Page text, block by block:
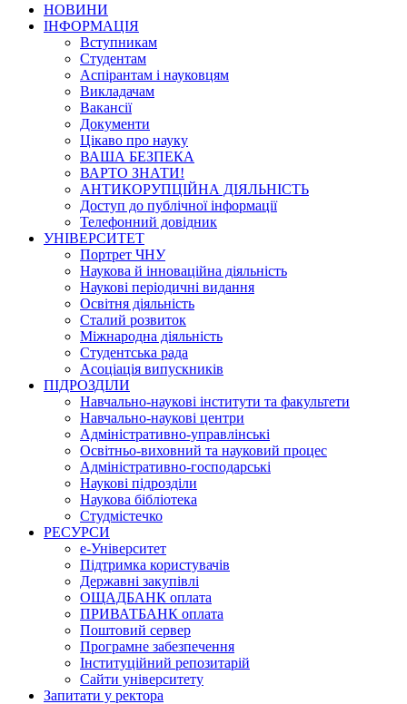
НОВИНИ
ІНФОРМАЦІЯ
Вступникам
Студентам
Аспірантам і науковцям
Викладачам
Вакансії
Документи
Цікаво про науку
ВАША БЕЗПЕКА
ВАРТО ЗНАТИ!
АНТИКОРУПЦІЙНА ДІЯЛЬНІСТЬ
Доступ до публічної інформації
Телефонний довідник
УНІВЕРСИТЕТ
Портрет ЧНУ
Наукова й інноваційна діяльність
Наукові періодичні видання
Освітня діяльність
Сталий розвиток
Міжнародна діяльність
Студентська рада
Асоціація випускників
ПІДРОЗДІЛИ
Навчально-наукові інститути та факультети
Навчально-наукові центри
Адміністративно-управлінські
Освітньо-виховний та науковий процес
Адміністративно-господарські
Наукові підрозділи
Наукова бібліотека
Студмістечко
РЕСУРСИ
е-Університет
Підтримка користувачів
Державні закупівлі
ОЩАДБАНК оплата
ПРИВАТБАНК оплата
Поштовий сервер
Програмне забезпечення
Інституційний репозитарій
Сайти університету
Запитати у ректора